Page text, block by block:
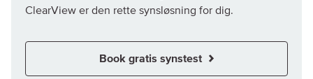
ClearView er den rette synsløsning for dig.
Book gratis synstest